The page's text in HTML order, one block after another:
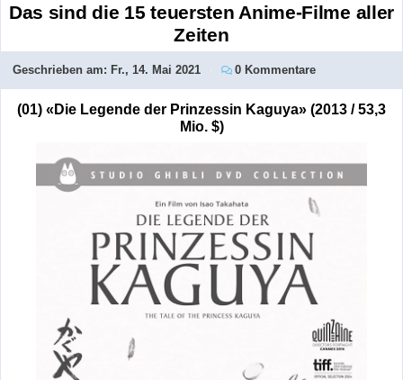
Das sind die 15 teuersten Anime-Filme aller
Zeiten
Geschrieben am: Fr., 14. Mai 2021 0 Kommentare
(01) «Die Legende der Prinzessin Kaguya» (2013 / 53,3
Mio. $)